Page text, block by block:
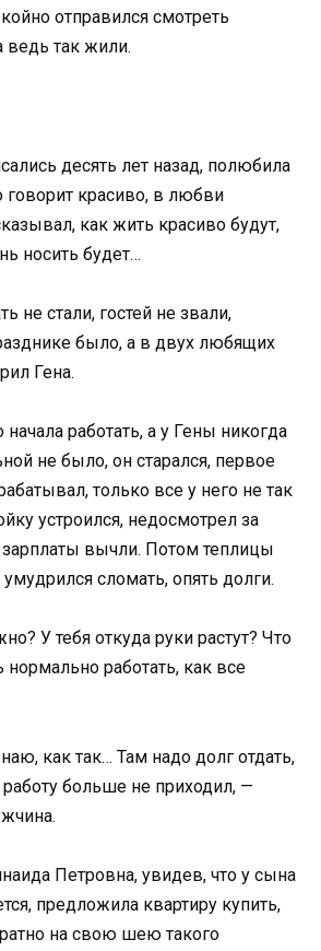
отправился смотреть
ведь так жили.
десять лет назад, полюбила
говорит красиво, в любви
как жить красиво будут,
носить будет…
не стали, гостей не звали,
было, а в двух любящих
Гена.
начала работать, а у Гены никогда
не было, он старался, первое
только все у него не так
устроился, недосмотрел за
зарплаты вычли. Потом теплицы
сломать, опять долги.
У тебя откуда руки растут? Что
работать, как все
как так… Там надо долг отдать,
работу больше не приходил, —
Петровна, увидев, что у сына
предложила квартиру купить,
на свою шею такого